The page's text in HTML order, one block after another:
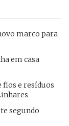
marco para
em casa
fios e resíduos
segundo